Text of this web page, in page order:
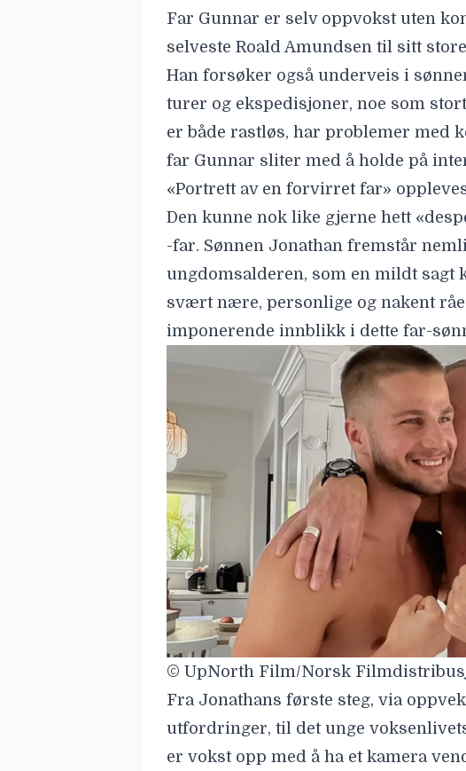
Far Gunnar er selv oppvokst uten
selveste Roald Amundsen til sitt
Han forsøker også underveis i
turer og ekspedisjoner, noe som
er både rastløs, har problemer med
far Gunnar sliter med å holde på
«Portrett av en forvirret far»
Den kunne nok like gjerne hett
-far. Sønnen Jonathan fremstår
ungdomsalderen, som en mildt sagt
svært nære, personlige og nakent
imponerende innblikk i dette far-
© UpNorth Film/Norsk
Fra Jonathans første steg, via
utfordringer, til det unge
er vokst opp med å ha et kamera